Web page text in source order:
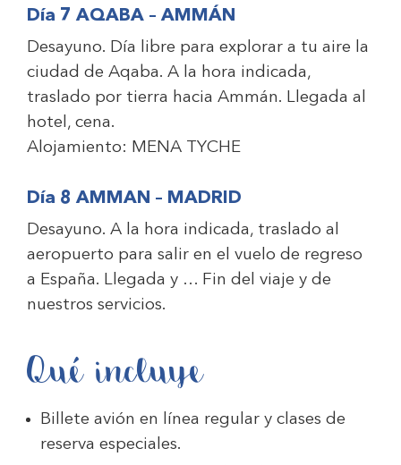
Día 7 AQABA – AMMÁN
Desayuno. Día libre para explorar a tu aire la
ciudad de Aqaba. A la hora indicada,
traslado por tierra hacia Ammán. Llegada al
hotel, cena.
Alojamiento: MENA TYCHE
Día 8 AMMAN – MADRID
Desayuno. A la hora indicada, traslado al
aeropuerto para salir en el vuelo de regreso
a España. Llegada y … Fin del viaje y de
nuestros servicios.
Qué incluye
Billete avión en línea regular y clases de
reserva especiales.